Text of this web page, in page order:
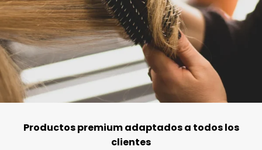
Productos premium adaptados a todos los
clientes